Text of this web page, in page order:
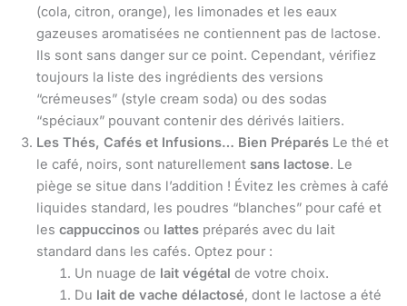
(cola, citron, orange), les limonades et les eaux
gazeuses aromatisées ne contiennent pas de lactose.
Ils sont sans danger sur ce point. Cependant, vérifiez
toujours la liste des ingrédients des versions
“crémeuses” (style cream soda) ou des sodas
“spéciaux” pouvant contenir des dérivés laitiers.
Les Thés, Cafés et Infusions… Bien Préparés Le thé et
le café, noirs, sont naturellement sans lactose. Le
piège se situe dans l’addition ! Évitez les crèmes à café
liquides standard, les poudres “blanches” pour café et
les cappuccinos ou lattes préparés avec du lait
standard dans les cafés. Optez pour :
Un nuage de lait végétal de votre choix.
Du lait de vache délactosé, dont le lactose a été